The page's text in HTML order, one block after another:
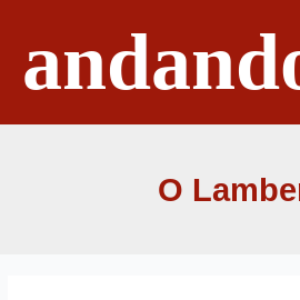
springen
O